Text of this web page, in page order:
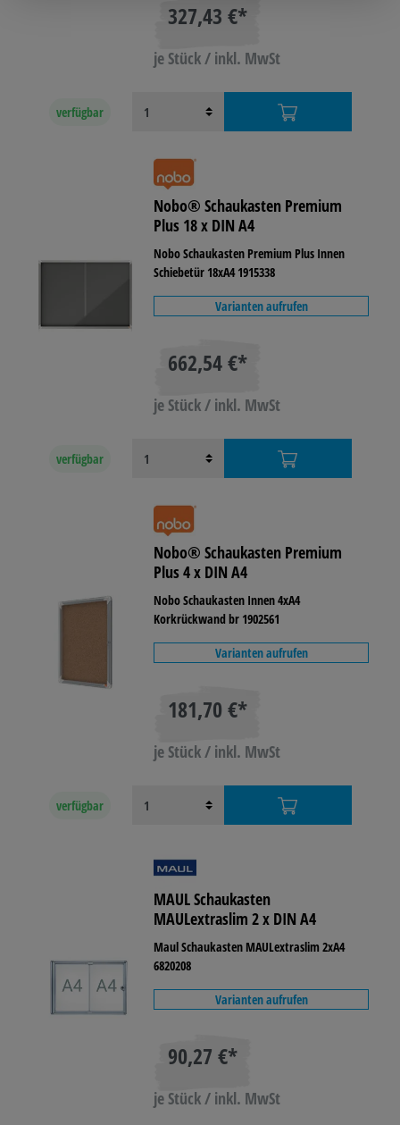
327,43 €*
je Stück / inkl. MwSt
verfügbar
Nobo® Schaukasten Premium
Plus 18 x DIN A4
Nobo Schaukasten Premium Plus Innen
Schiebetür 18xA4 1915338
Varianten aufrufen
662,54 €*
je Stück / inkl. MwSt
verfügbar
Nobo® Schaukasten Premium
Plus 4 x DIN A4
Nobo Schaukasten Innen 4xA4
Korkrückwand br 1902561
Varianten aufrufen
181,70 €*
je Stück / inkl. MwSt
verfügbar
MAUL Schaukasten
MAULextraslim 2 x DIN A4
Maul Schaukasten MAULextraslim 2xA4
6820208
Varianten aufrufen
90,27 €*
je Stück / inkl. MwSt